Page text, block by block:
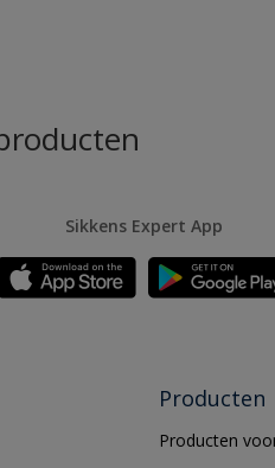
Sikkens Expert App
Producten
Producten